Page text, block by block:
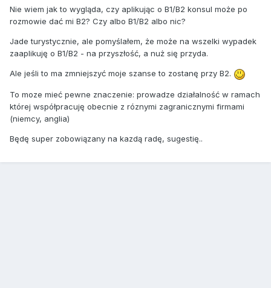
Nie wiem jak to wygląda, czy aplikując o B1/B2 konsul może po
rozmowie dać mi B2? Czy albo B1/B2 albo nic?
Jade turystycznie, ale pomyślałem, że może na wszelki wypadek
zaaplikuję o B1/B2 - na przyszłość, a nuż się przyda.
Ale jeśli to ma zmniejszyć moje szanse to zostanę przy B2.
To moze mieć pewne znaczenie: prowadze działalność w ramach
której współpracuję obecnie z róznymi zagranicznymi firmami
(niemcy, anglia)
Będę super zobowiązany na kazdą radę, sugestię..